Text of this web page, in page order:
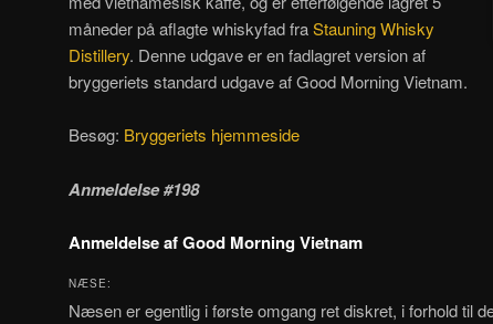
måneder på aflagte whiskyfad fraStauning Whisky
Distillery. Denne udgave er en fadlagret version af
bryggeriets standard udgave af Good Morning Vietnam.
Besøg: Bryggeriets hjemmeside
Anmeldelse #198
Anmeldelse af Good Morning Vietnam
NÆSE:
Næsen er egentlig i første omgang ret diskret, i forhold til